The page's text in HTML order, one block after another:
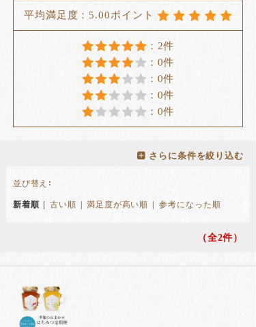
平均満足度：5.00ポイント
：2件
：0件
：0件
：0件
：0件
さらに条件を絞り込む
並び替え
新着順 古い順 満足度が高い順 参考になった順
（全2件）